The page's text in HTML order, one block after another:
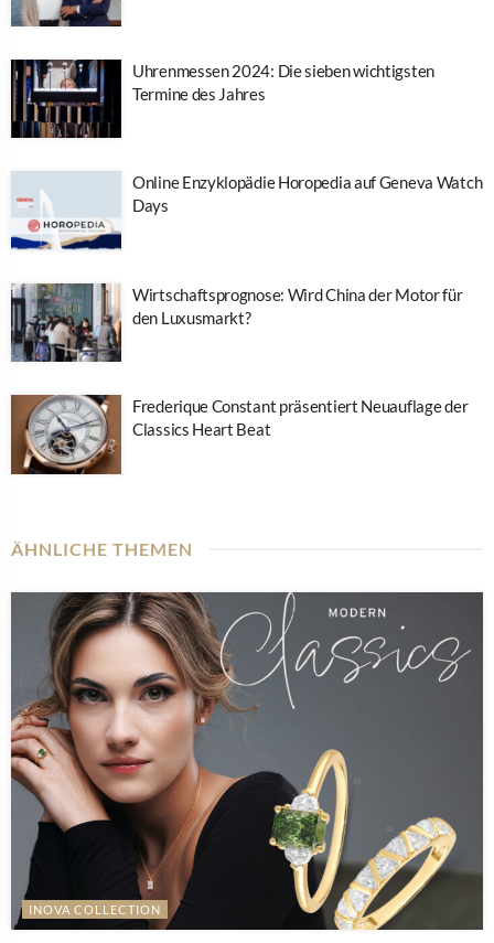
Uhrenmessen 2024: Die sieben wichtigsten
Termine des Jahres
Online Enzyklopädie Horopedia auf Geneva Watch
Days
Wirtschaftsprognose: Wird China der Motor für
den Luxusmarkt?
Frederique Constant präsentiert Neuauflage der
Classics Heart Beat
ÄHNLICHE THEMEN
INOVA COLLECTION